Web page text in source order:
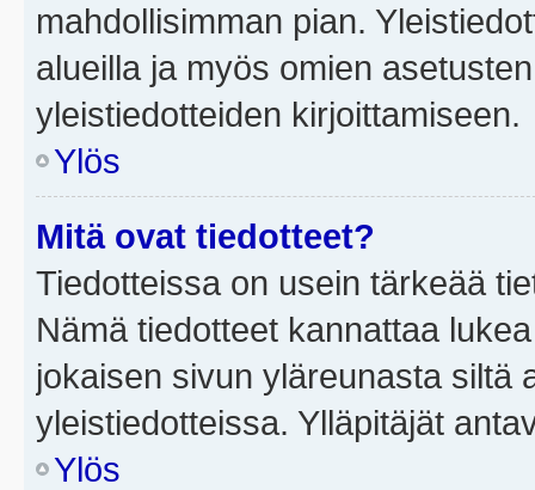
mahdollisimman pian.
alueilla ja myös omien
yleistiedotteiden kirjoittamiseen.
Ylös
Mitä ovat tiedotteet?
Tiedotteissa on usein tärkeää
Nämä tiedotteet kannattaa
jokaisen sivun yläreunasta siltä
yleistiedotteissa. Ylläpitäjät
Ylös